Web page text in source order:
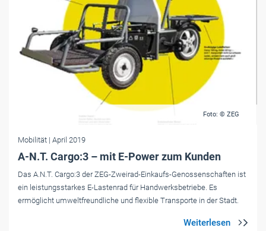
Foto: © ZEG
Mobilität | April 2019
A-N.T. Cargo:3 – mit E-Power zum Kunden
Das A.N.T. Cargo:3 der ZEG-Zweirad-Einkaufs-Genossenschaften ist
ein leistungsstarkes E-Lastenrad für Handwerksbetriebe. Es
ermöglicht umweltfreundliche und flexible Transporte in der Stadt.